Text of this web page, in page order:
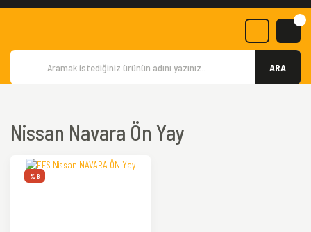
ARA
Nissan Navara Ön Yay
%8